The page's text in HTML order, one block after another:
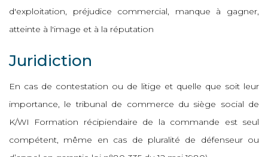
d'exploitation, préjudice commercial, manque à gagner,
atteinte à l'image et à la réputation
Juridiction
En cas de contestation ou de litige et quelle que soit leur
importance, le tribunal de commerce du siège social de
K/WI Formation récipiendaire de la commande est seul
compétent, même en cas de pluralité de défenseur ou